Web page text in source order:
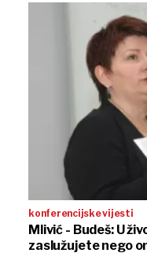
konferencijske vijesti
Mlivić - Budeš: U
zaslužujete nego